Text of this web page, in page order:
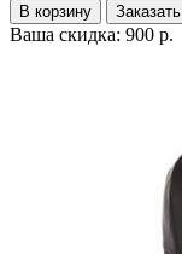
В корзину Заказать
Ваша скидка: 900 р.